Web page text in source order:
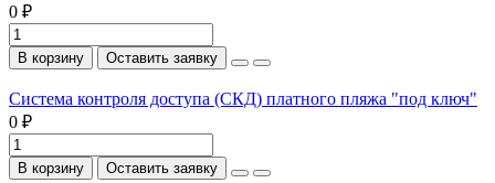
0 ₽
В корзину Оставить заявку
Система контроля доступа (СКД) платного пляжа "под ключ"
0 ₽
В корзину Оставить заявку